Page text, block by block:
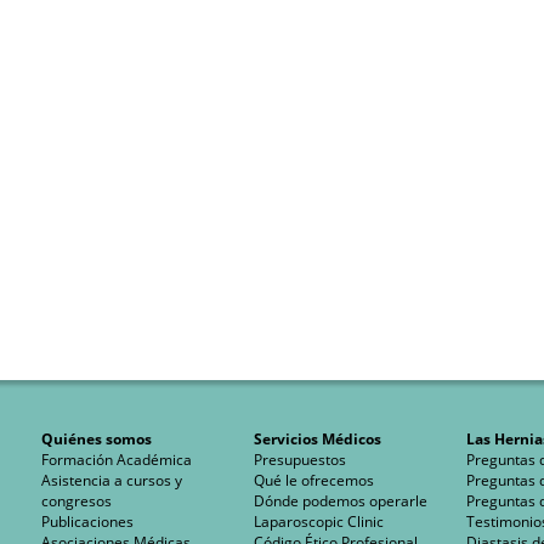
Quiénes somos
Formación Académica
Asistencia a cursos y
congresos
Publicaciones
Servicios Médicos
Presupuestos
Qué le ofrecemos
Dónde podemos operarle
Laparoscopic Clinic
Las
Preguntas
Preguntas
Preguntas